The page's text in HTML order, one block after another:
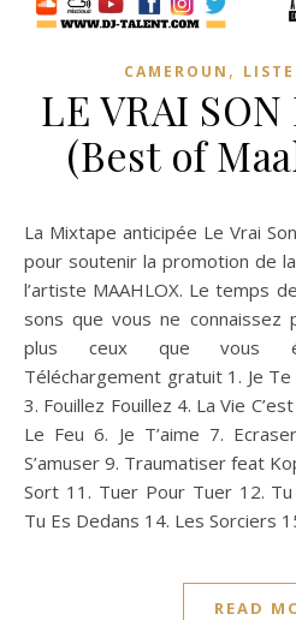
CAMEROUN ,
LE VRAI
(Best of
La Mixtape anticipée Le Vrai Son De La Rue avec 23 titres
pour soutenir la promotion de
l’artiste MAAHLOX. Le temps
sons que vous ne connaissez
plus ceux que vous
Téléchargement gratuit 1. Je Te
3. Fouillez Fouillez 4. La Vie
Le Feu 6. Je T’aime 7.
S’amuser 9. Traumatiser feat
Sort 11. Tuer Pour Tuer 12.
Tu Es Dedans 14. Les Sorciers
READ